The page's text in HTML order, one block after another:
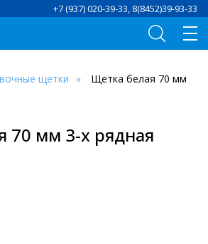
+7 (937) 020-39-33, 8(8452)39-93-33
щетки
Щетка белая 70 мм
70 мм 3-х рядная